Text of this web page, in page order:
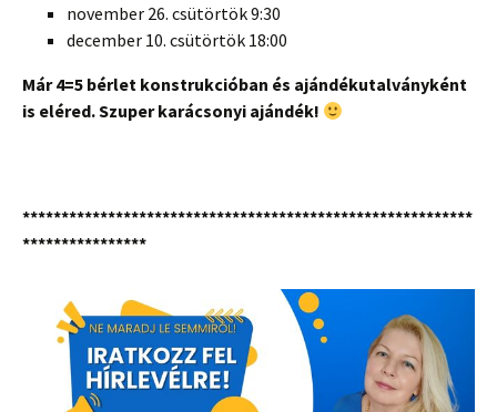
november 26. csütörtök 9:30
december 10. csütörtök 18:00
Már 4=5 bérlet konstrukcióban és ajándékutalványként
is eléred. Szuper karácsonyi ajándék!
**********************************************************
****************